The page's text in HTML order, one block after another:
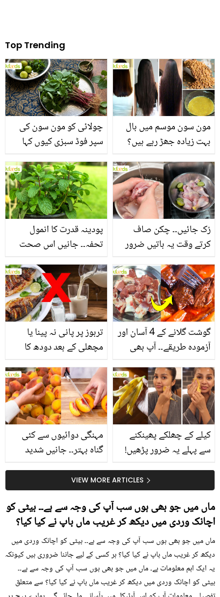
Top Trending
چولائی کو مون سون کی
سپر فوڈ سبزی کیوں کہا
منرلز اور اینٹی آکسیڈنٹس
سے بھرپور اس سبزی کے
فائدے
مون سون موسم میں بال
بہت زیادہ جھڑ رہے ہیں؟
بنانے کے چند قدرتی طریقے
پودینہ قدرت کا انمول
تحفہ۔۔ جانیں اس صحت
انگیز طبی فوائد
رُک جائیں۔۔ چکن صاف
کرتے وقت یہ باتیں ضرور
تربوز پر پانی نہ پینا یا
مچھلی کے بعد دودھ کا
سے متعلق غلط فہمیوں کی
حقیقت کیا ہے اور افواہ
کیا؟
گوشت گلانے کے 4 آسان اور
آزمودہ طریقے۔۔ آپ بھی
بتائے راز
مہنگی دوائیوں سے کئی
گناہ بہتر۔۔ جانیں شدید
کیوں کھانا چاہیے؟
کیلے کے چھلکے پھینکنے
سے پہلے یہ ضرور پڑھیں!
سستا اور قدرتی حلVIEW MORE ARTICLES
ماں میں جو بھی ہوں سب آپ کی وجہ سے ہے۔۔ بیٹی کو
اچانک وردی میں دیکھ کر غریب ماں باپ نے کیا کیا؟
ماں میں جو بھی ہوں سب آپ کی وجہ سے ہے۔۔ بیٹی کو اچانک وردی میں
دیکھ کر غریب ماں باپ نے کیا کیا؟ ہر کسی کے لیے جاننا ضروری ہیں کیونکہ
یہ ایک اہم معلومات ہے۔ ماں میں جو بھی ہوں سب آپ کی وجہ سے ہے۔۔
بیٹی کو اچانک وردی میں دیکھ کر غریب ماں باپ نے کیا کیا؟ سے متعلق